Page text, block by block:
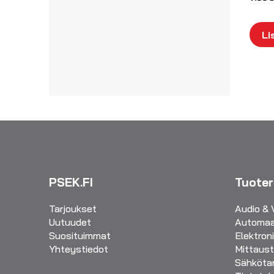
PSEK.FI
Tarjoukset
Uutuudet
Suosituimmat
Yhteystiedot
Audio &